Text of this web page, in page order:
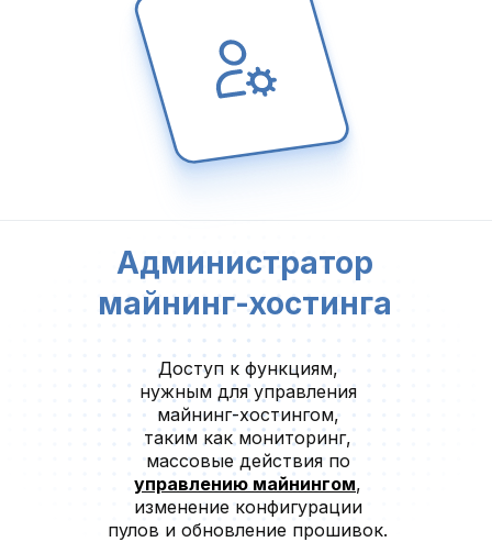
Доступ к функциям,
нужным для управления
майнинг-хостингом,
таким как мониторинг,
массовые действия по
управлению майнингом,
изменение конфигурации
пулов и обновление прошивок.
Администратор
майнинг-хостинга